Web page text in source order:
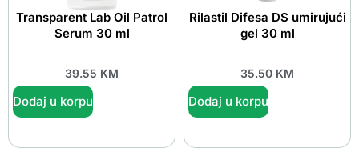
Transparent Lab Oil Patrol
Serum 30 ml
39.55 KM
Dodaj u korpu
Rilastil Difesa DS umirujući
gel 30 ml
35.50 KM
Dodaj u korpu